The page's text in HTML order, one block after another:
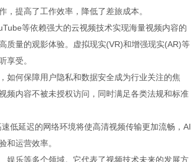
提高了工作效率，降低了差旅成本。
等依赖强大的云视频技术实现海量视频内容的
质量的观影体验。虚拟现实(VR)和增强现实(AR)等
享受。
如何保障用户隐私和数据安全成为行业关注的焦
频内容不被未授权访问，同时满足各类法规和标准
低延迟的网络环境将使高清视频传输更加流畅，AI
和运营效率。
娱乐等多个领域。它代表了视频技术未来的发展方